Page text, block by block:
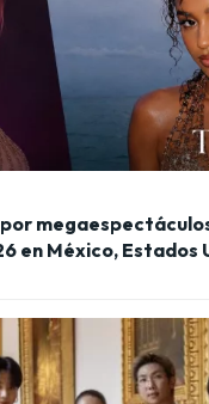
en México, Estados